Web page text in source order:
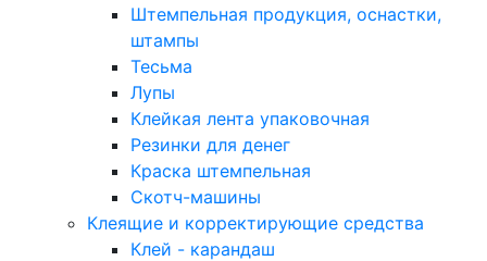
Штемпельная продукция, оснастки,
штампы
Тесьма
Лупы
Клейкая лента упаковочная
Резинки для денег
Краска штемпельная
Скотч-машины
Клеящие и корректирующие средства
Клей - карандаш